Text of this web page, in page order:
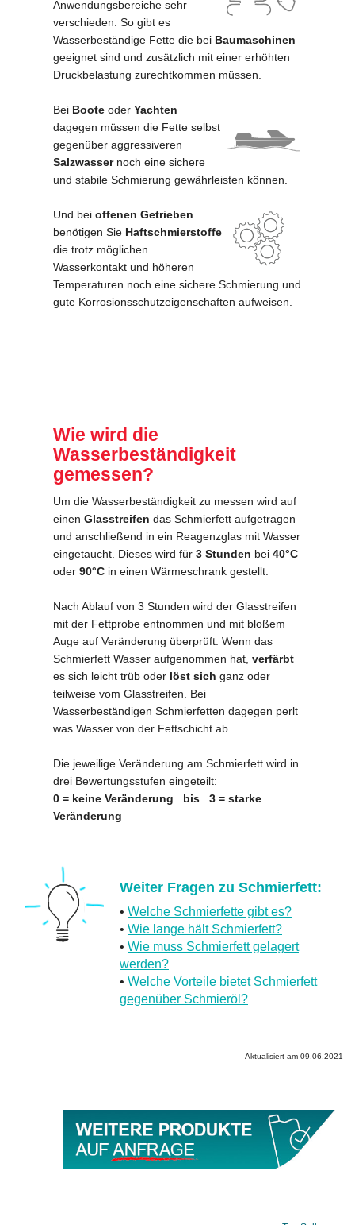
Anwendungsbereiche sehr
verschieden. So gibt es
Wasserbeständige Fette die bei Baumaschinen
geeignet sind und zusätzlich mit einer erhöhten
Druckbelastung zurechtkommen müssen.
Bei Boote oder Yachten
dagegen müssen die Fette selbst
gegenüber aggressiveren
Salzwassernoch eine sichere
und stabile Schmierung gewährleisten können.
Und bei offenen Getrieben
benötigen Sie Haftschmierstoffe
die trotz möglichen
Wasserkontakt und höheren
Temperaturen noch eine sichere Schmierung und
gute Korrosionsschutzeigenschaften aufweisen.
Wie wird die
Wasserbeständigkeit
gemessen?
Um die Wasserbeständigkeit zu messen wird auf
einen Glasstreifen das Schmierfett aufgetragen
und anschließend in ein Reagenzglas mit Wasser
eingetaucht. Dieses wird für 3 Stunden bei 40°C
oder 90°C in einen Wärmeschrank gestellt.
Nach Ablauf von 3 Stunden wird der Glasstreifen
mit der Fettprobe entnommen und mit bloßem
Auge auf Veränderung überprüft. Wenn das
Schmierfett Wasser aufgenommen hat, verfärbt
es sich leicht trüb oder löst sich ganz oder
teilweise vom Glasstreifen. Bei
Wasserbeständigen Schmierfetten dagegen perlt
was Wasser von der Fettschicht ab.
Die jeweilige Veränderung am Schmierfett wird in
drei Bewertungsstufen eingeteilt:
0 = keine Veränderung bis 3 = starke
Veränderung
Weiter Fragen zu Schmierfett:
• Welche Schmierfette gibt es?
• Wie lange hält Schmierfett?
• Wie muss Schmierfett gelagert
werden?
• Welche Vorteile bietet Schmierfett
gegenüber Schmieröl?
Aktualisiert am 09.06.2021